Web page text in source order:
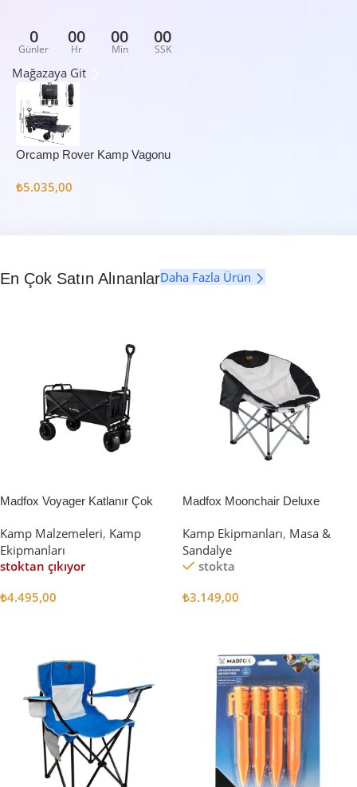
0
Günler
00
Hr
00
Min
00
SSK
Mağazaya Git
Orcamp Rover Kamp Vagonu
₺5.035,00
En Çok Satın AlınanlarDaha Fazla Ürün
Madfox Voyager Katlanır Çok
[Vagon] BLACK
Kamp Malzemeleri, Kamp
Ekipmanları
stoktan çıkıyor
₺4.495,00
Madfox Moonchair Deluxe
Siyah/Gri
Kamp Ekipmanları, Masa &
Sandalye
stokta
₺3.149,00